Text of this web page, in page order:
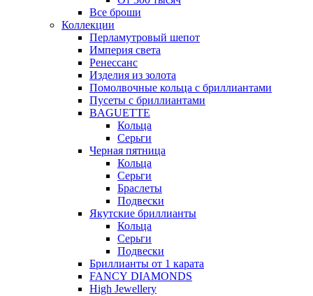
Все броши
Коллекции
Перламутровый шепот
Империя света
Ренессанс
Изделия из золота
Помолвочные кольца с бриллиантами
Пусеты с бриллиантами
BAGUETTE
Кольца
Серьги
Черная пятница
Кольца
Серьги
Браслеты
Подвески
Якутские бриллианты
Кольца
Серьги
Подвески
Бриллианты от 1 карата
FANCY DIAMONDS
High Jewellery